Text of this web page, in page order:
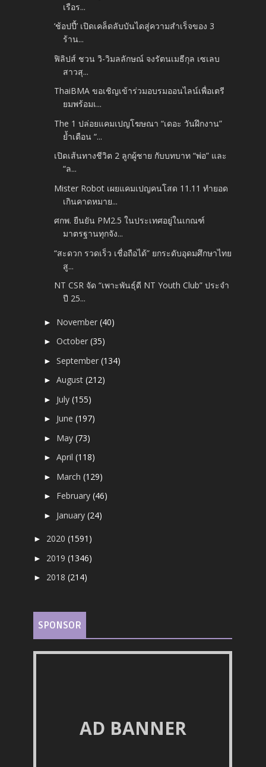
เรือร...
‘ช้อปปี้’ เปิดเคล็ดลับบันไดสู่ความสำเร็จของ 3
ร้าน...
ฟิลิปส์ ชวน วิ-วิมลลักษณ์ จงรัตนเมธีกุล เซเลบ
สาวสุ...
ThaiBMA ขอเชิญเข้าร่วมอบรมออนไลน์เพื่อเตรี
ยมพร้อมเ...
The 1 ปล่อยแคมเปญโฆษณา “เดอะ วันฝึกงาน”
ย้ำเตือน “...
เปิดเส้นทางชีวิต 2 ลูกผู้ชาย กับบทบาท “พ่อ” และ
“ล...
Mister Robot เผยแคมเปญคนโสด 11.11 ทำยอด
เกินคาดหมาย...
ศกพ. ยืนยัน PM2.5 ในประเทศอยู่ในเกณฑ์
มาตรฐานทุกจัง...
“สะดวก รวดเร็ว เชื่อถือได้” ยกระดับอุดมศึกษาไทย
สู...
NT CSR จัด “เพาะพันธุ์ดี NT Youth Club” ประจำ
ปี 25...
► November(40)
►October(35)
►September(134)
►August(212)
► July(155)
► June(197)
► May(73)
►April(118)
► March(129)
► February(46)
► January(24)
► 2020(1591)
► 2019(1346)
► 2018(214)
SPONSOR
AD BANNER